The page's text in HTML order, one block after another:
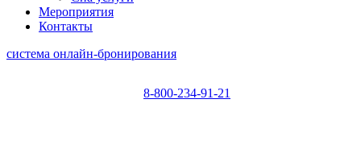
Мероприятия
Контакты
система онлайн-бронирования
8-800-234-91-21